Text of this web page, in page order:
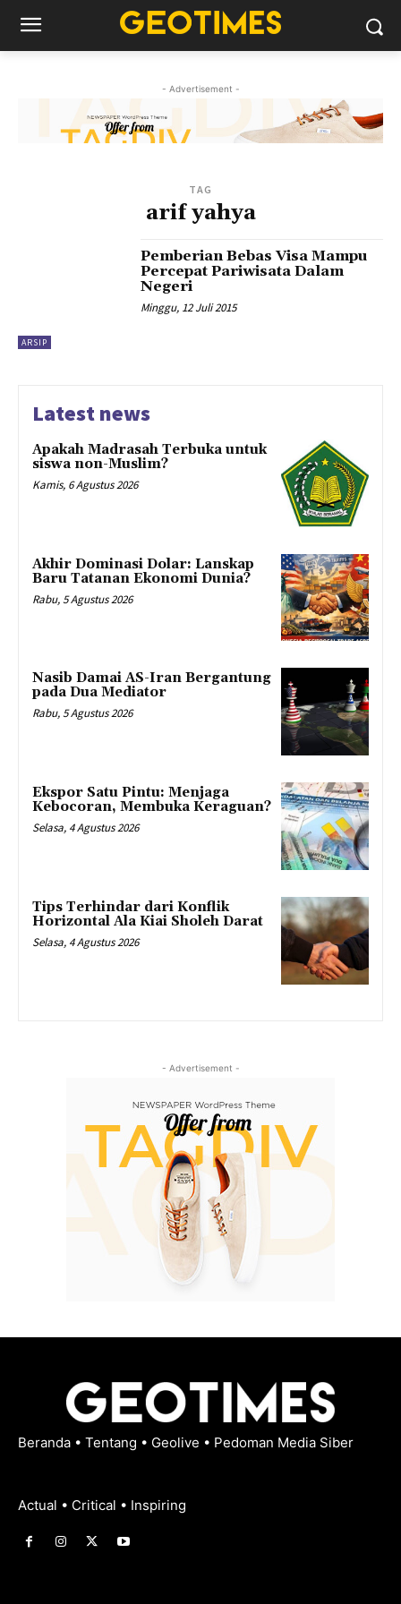
- Advertisement -
TAG
arif yahya
ARSIP
Pemberian Bebas Visa Mampu
Percepat Pariwisata Dalam
Negeri
Minggu, 12 Juli 2015
Latest news
Apakah Madrasah Terbuka untuk
siswa non-Muslim?
Kamis, 6 Agustus 2026
Akhir Dominasi Dolar: Lanskap
Baru Tatanan Ekonomi Dunia?
Rabu, 5 Agustus 2026
Nasib Damai AS-Iran Bergantung
pada Dua Mediator
Rabu, 5 Agustus 2026
Ekspor Satu Pintu: Menjaga
Kebocoran, Membuka Keraguan?
Selasa, 4 Agustus 2026
Tips Terhindar dari Konflik
Horizontal Ala Kiai Sholeh Darat
Selasa, 4 Agustus 2026
- Advertisement -
Beranda • Tentang • Geolive • Pedoman Media Siber
Actual • Critical • Inspiring